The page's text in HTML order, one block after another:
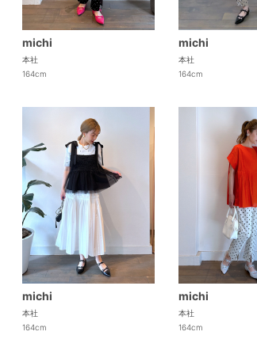
michi
本社
164cm
michi
本社
164cm
michi
本社
164cm
michi
本社
164cm